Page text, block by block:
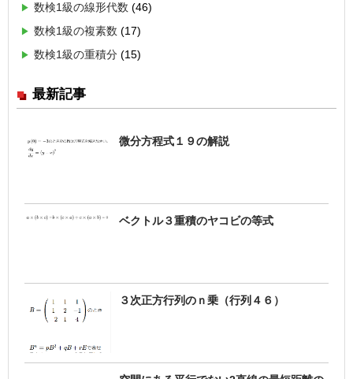
数検1級の線形代数 (46)
数検1級の複素数 (17)
数検1級の重積分 (15)
最新記事
微分方程式１９の解説
ベクトル３重積のヤコビの等式
３次正方行列のｎ乗（行列４６）